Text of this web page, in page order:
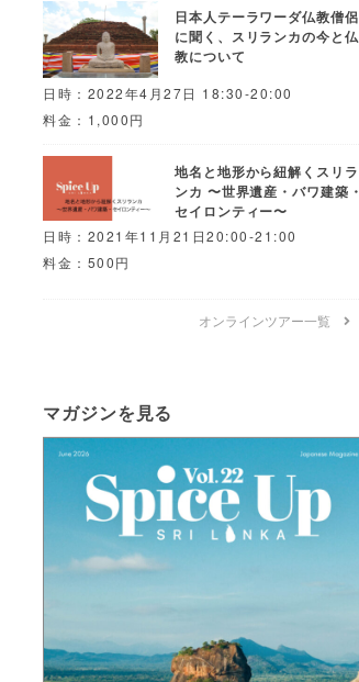
日本人テーラワーダ仏教僧侶
に聞く、スリランカの今と仏
教について
日時：2022年4月27日 18:30-20:00
料金：1,000円
地名と地形から紐解くスリラ
ンカ 〜世界遺産・バワ建築・
セイロンティー〜
日時：2021年11月21日20:00-21:00
料金：500円
オンラインツアー一覧
マガジンを見る